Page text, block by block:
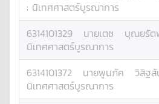
: นิเทศศาสตร์บูรณาการ
6314101329 นายเตช บุณยรัต
นิเทศศาสตร์บูรณาการ
6314101372 นายพูนภัค วิสิฐ
นิเทศศาสตร์บูรณาการ